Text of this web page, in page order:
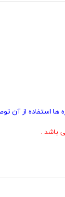
ها استفاده از آن
باشد .